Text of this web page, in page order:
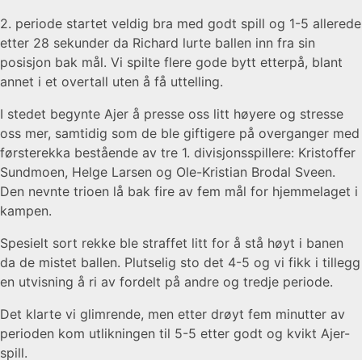
2. periode startet veldig bra med godt spill og 1-5 allerede
etter 28 sekunder da Richard lurte ballen inn fra sin
posisjon bak mål. Vi spilte flere gode bytt etterpå, blant
annet i et overtall uten å få uttelling.
I stedet begynte Ajer å presse oss litt høyere og stresse
oss mer, samtidig som de ble giftigere på overganger med
førsterekka bestående av tre 1. divisjonsspillere: Kristoffer
Sundmoen, Helge Larsen og Ole-Kristian Brodal Sveen.
Den nevnte trioen lå bak fire av fem mål for hjemmelaget i
kampen.
Spesielt sort rekke ble straffet litt for å stå høyt i banen
da de mistet ballen. Plutselig sto det 4-5 og vi fikk i tillegg
en utvisning å ri av fordelt på andre og tredje periode.
Det klarte vi glimrende, men etter drøyt fem minutter av
perioden kom utlikningen til 5-5 etter godt og kvikt Ajer-
spill.